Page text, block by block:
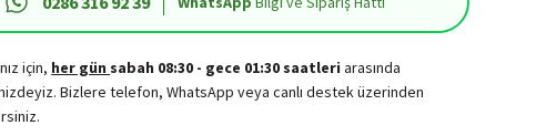
için, her gün sabah 08:30 - gece 01:30 saatleriarasında
Bizlere telefon, WhatsApp veya canlı destek üzerinden